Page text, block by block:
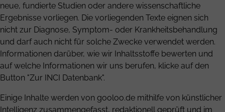
neue, fundierte Studien oder andere wissenschaftliche
Ergebnisse vorliegen. Die vorliegenden Texte eignen sich
nicht zur Diagnose, Symptom- oder Krankheitsbehandlung
und darf auch nicht für solche Zwecke verwendet werden.
Informationen darüber, wie wir Inhaltsstoffe bewerten und
auf welche Informationen wir uns berufen, klicke auf den
Button "Zur INCI Datenbank".
Einige Inhalte werden von gooloo.de mithilfe von künstlicher
Intelligenz zusammengefasst, redaktionell geprüft und im